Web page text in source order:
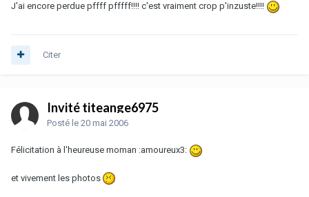
J'ai encore perdue pffff pfffff!!!! c'est vraiment crop p'inzuste!!!!
Citer
Invité titeange6975
Posté le 20 mai 2006
Félicitation à l'heureuse moman :amoureux3:
et vivement les photos